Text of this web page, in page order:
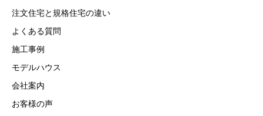
注文住宅と規格住宅の違い
よくある質問
施工事例
モデルハウス
会社案内
お客様の声